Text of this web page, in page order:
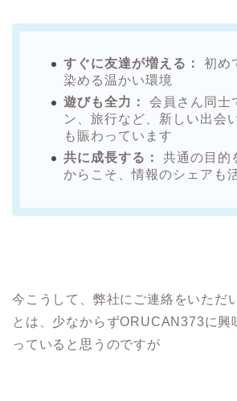
すぐに友達が増える：
初め
染める温かい環境
遊びも全力：
会員さん同士
ン、旅行など、新しい出会
も賑わっています
共に成長する：
共通の目的
からこそ、情報のシェアも
今こうして、弊社にご連絡をいただ
とは、少なからずORUCAN373に興
っていると思うのですが